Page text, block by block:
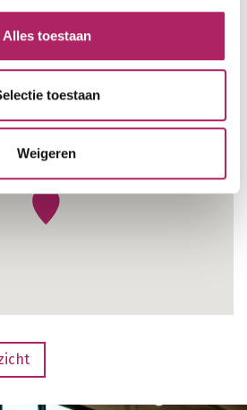
Alles toestaan
toestaan
Weigeren